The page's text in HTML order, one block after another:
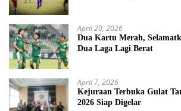
April 20, 2026
Dua Kartu Merah,
Dua Laga Lagi Berat
April 7, 2026
Kejuraan Terbuka Gulat
2026 Siap Digelar